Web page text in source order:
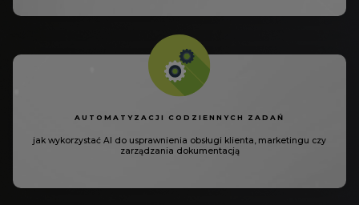
AUTOMATYZACJI CODZIENNYCH ZADAŃ
jak wykorzystać AI do usprawnienia obsługi klienta,marketingu czy
zarządzania dokumentacją